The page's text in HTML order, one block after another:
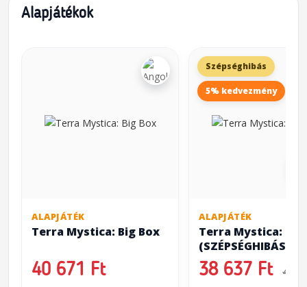
Alapjátékok
ALAPJÁTÉK
Terra Mystica: Big Box
40 671 Ft
Szépséghibás
5% kedvezmény
ALAPJÁTÉK
Terra Mystica: Big
(SZÉPSÉGHIBÁS)
38 637 Ft 40